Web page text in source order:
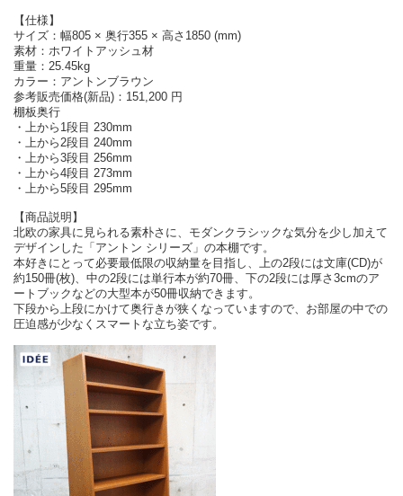
【仕様】
サイズ：幅805 × 奥行355 × 高さ1850 (mm)
素材：ホワイトアッシュ材
重量：25.45kg
カラー：アントンブラウン
参考販売価格(新品)：151,200 円
棚板奥行
・上から1段目 230mm
・上から2段目 240mm
・上から3段目 256mm
・上から4段目 273mm
・上から5段目 295mm
【商品説明】
北欧の家具に見られる素朴さに、モダンクラシックな気分を少し加えて
デザインした「アントン シリーズ」の本棚です。
本好きにとって必要最低限の収納量を目指し、上の2段には文庫(CD)が
約150冊(枚)、中の2段には単行本が約70冊、下の2段には厚さ3cmのア
ートブックなどの大型本が50冊収納できます。
下段から上段にかけて奥行きが狭くなっていますので、お部屋の中での
圧迫感が少なくスマートな立ち姿です。